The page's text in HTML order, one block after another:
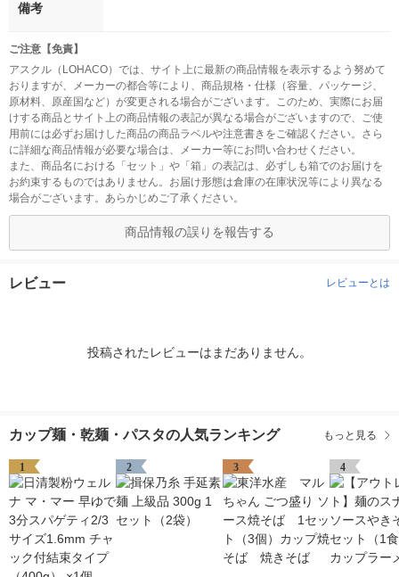
備考
ご注意【免責】
アスクル（LOHACO）では、サイト上に最新の商品情報を表示するよう努めて
おりますが、メーカーの都合等により、商品規格・仕様（容量、パッケージ、
原材料、原産国など）が変更される場合がございます。このため、実際にお届
けする商品とサイト上の商品情報の表記が異なる場合がございますので、ご使
用前には必ずお届けした商品の商品ラベルや注意書きをご確認ください。さら
に詳細な商品情報が必要な場合は、メーカー等にお問い合わせください。
また、商品名における「セット」や「箱」の表記は、必ずしも箱でのお届けを
お約束するものではありません。お届け形態は倉庫の在庫状況等により異なる
場合がございます。あらかじめご了承ください。
商品情報の誤りを報告する
レビュー レビューとは
投稿されたレビューはまだありません。
カップ麺・乾麺・パスタの人気ランキング もっと見る
1 2 3 4